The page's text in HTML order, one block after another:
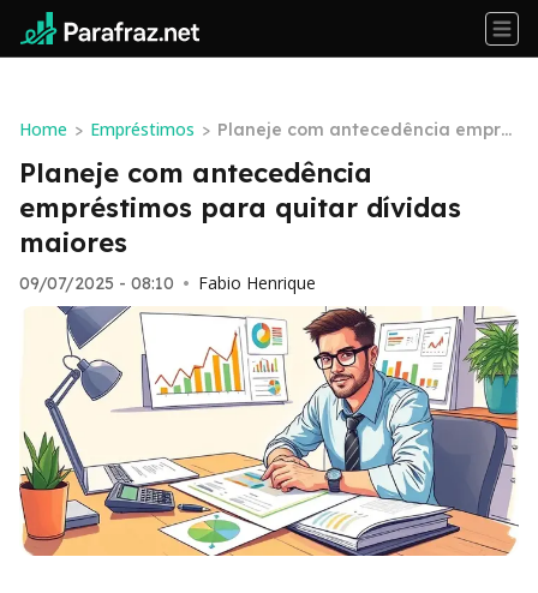
Home > Empréstimos > Planeje com antecedência empré
stimos para quitar dívidas maiore
s
Planeje com antecedência
empréstimos para quitar dívidas
maiores
09/07/2025 - 08:10 • Fabio Henrique